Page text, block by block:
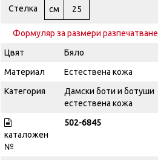
Стелка см 25
Формуляр за размери разпечатване
Цвят
Бяло
Материал
Естествена кожа
Категория
Дамски боти и ботуши
естествена кожа
каталожен
№
502-6845